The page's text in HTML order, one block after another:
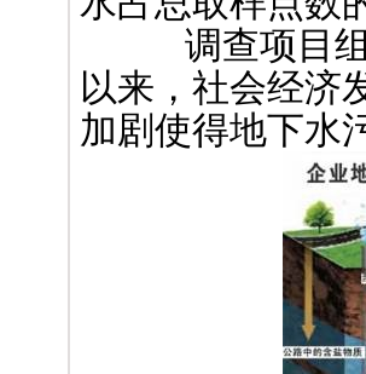
调查项目组
以来，社会经济
加剧使得地下水